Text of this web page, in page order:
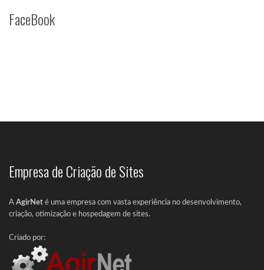
FaceBook
Empresa de Criação de Sites
A AgirNet é uma empresa com vasta experiência no desenvolvimento,
criação, otimização e hospedagem de sites.
Criado por:
Faça um teste gratuitamente neste link para...
O Marketing Digital é visto atualmente como...